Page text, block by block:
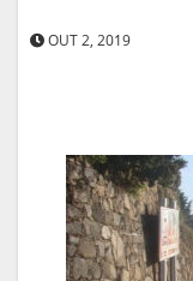
OUT 2, 2019